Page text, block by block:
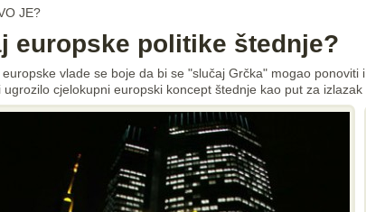
JE?
europske politike štednje?
europske vlade se boje da bi se "slučaj Grčka" mogao ponoviti
ugrozilo cjelokupni europski koncept štednje kao put za izlazak